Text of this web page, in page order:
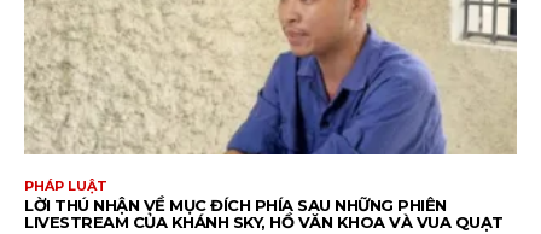
PHÁP LUẬT
LỜI THÚ NHẬN VỀ MỤC ĐÍCH PHÍA SAU NHỮNG PHIÊN
LIVESTREAM CỦA KHÁNH SKY, HỒ VĂN KHOA VÀ VUA QUẠT